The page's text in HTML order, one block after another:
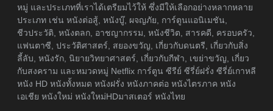
หมู่ และประเภทที่เราได้เตรียมไว้ให้ ซึ่งมีให้เลือกอย่างหลากหลาย
ประเภท เช่น หนังต่อสู้, หนังบู๊, ผจญภัย, การ์ตูนแอนิเมชัน,
ชีวประวัติ, หนังตลก, อาชญากรรม, หนังชีวิต, สารคดี, ครอบครัว,
แฟนตาซี, ประวัติศาสตร์, สยองขวัญ, เกี่ยวกับดนตรี, เกี่ยวกับสิ่ง
ลี้ลับ, หนังรัก, นิยายวิทยาศาสตร์, เกี่ยวกับกีฬา, เขย่าขวัญ, เกี่ยว
กับสงคราม และหมวดหมู่ Netflix การ์ตูน ซีรีย์ ซีรี่ย์ฝรั่ง ซีรี่ย์เกาหลี
หนัง HD หนังทั้งหมด หนังฝรั่ง หนังภาคต่อ หนังไตรภาค หนัง
เอเชีย หนังใหม่ หนังใหม่HDมาสเตอร์ หนังไทย